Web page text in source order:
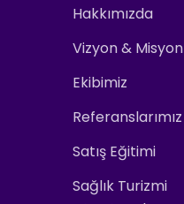
Hakkımızda
Vizyon & Misyon
Ekibimiz
Referanslarımız
Satış Eğitimi
Sağlık Turizmi